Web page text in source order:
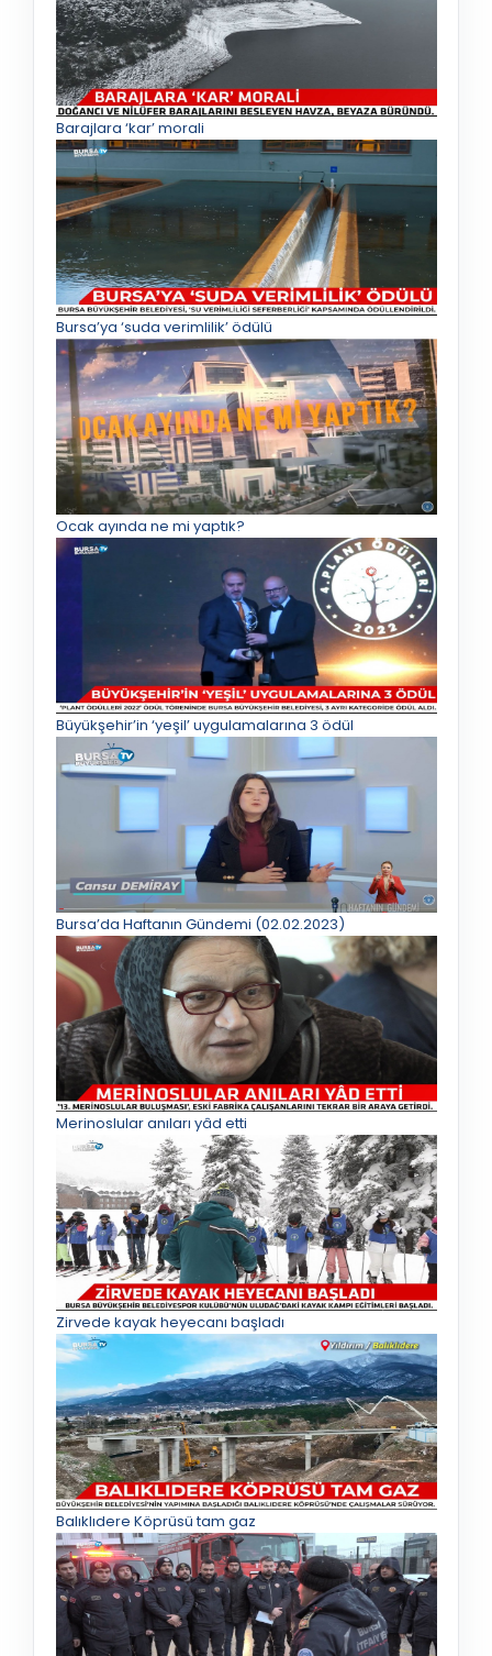
Barajlara ‘kar’ morali
Bursa’ya ‘suda verimlilik’ ödülü
Ocak ayında ne mi yaptık?
Büyükşehir’in ‘yeşil’ uygulamalarına 3 ödül
Bursa’da Haftanın Gündemi (02.02.2023)
Merinoslular anıları yâd etti
Zirvede kayak heyecanı başladı
Balıklıdere Köprüsü tam gaz